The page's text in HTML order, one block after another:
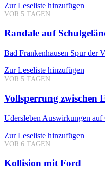
Zur Leseliste hinzufügen
VOR 5 TAGEN
Randale auf
Bad Frankenhausen Spur der
Zur Leseliste hinzufügen
VOR 5 TAGEN
Vollsperrung zwischen
Udersleben Auswirkungen
Zur Leseliste hinzufügen
VOR 6 TAGEN
Kollision mit Ford